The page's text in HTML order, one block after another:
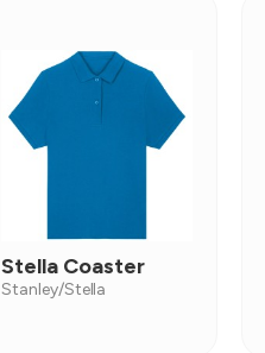
Stella Coaster
Stanley/Stella